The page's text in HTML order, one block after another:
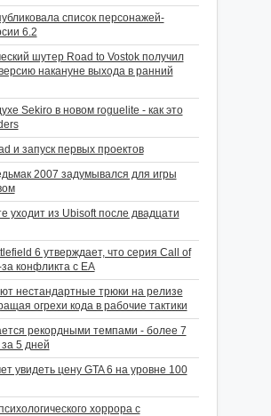
список персонажей-
6.2
шутер Road to Vostok получил
накануне выхода в ранний
Sekiro в новом roguelite - как это
и запуск первых проектов
2007 задумывался для игры
уходит из Ubisoft после двадцати
6 утверждает, что серия Call of
конфликта с EA
нестандартные трюки на релизе
огрехи кода в рабочие тактики
рекордными темпами - более 7
5 дней
увидеть цену GTA 6 на уровне 100
хоррора с